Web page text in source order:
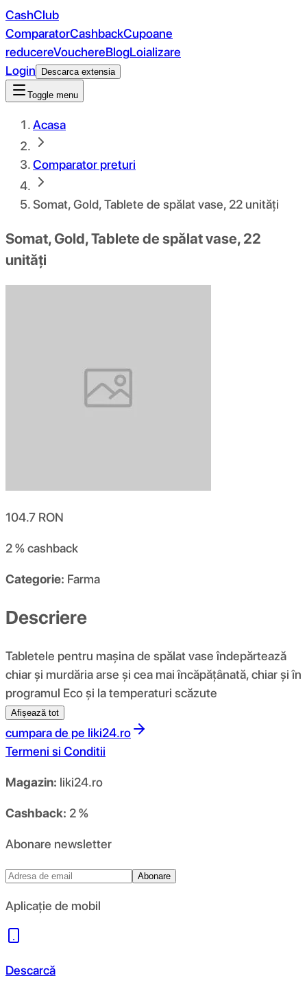
CashClub
ComparatorCashbackCupoane
reducereVouchereBlogLoializare
Login
Descarca extensia
Toggle menu
Acasa
Comparator preturi
Somat, Gold, Tablete de spălat vase, 22 unități
Somat, Gold, Tablete de spălat vase, 22
unități
104.7 RON
2 %cashback
Categorie: Farma
Descriere
Tabletele pentru mașina de spălat vase îndepărtează
chiar și murdăria arse și cea mai încăpățânată, chiar și în
programul Eco și la temperaturi scăzute
Afișează tot
cumpara de pe liki24.ro
Termeni si Conditii
Magazin: liki24.ro
Cashback: 2 %
Abonare newsletter
Abonare
Aplicație de mobil
Descarcă